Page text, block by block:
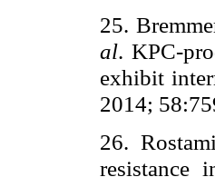
25.
al. KPC-
exhibit
2014;
26.
resistance